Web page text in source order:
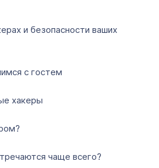
и безопасности ваших
с гостем
хакеры
чаще всего?